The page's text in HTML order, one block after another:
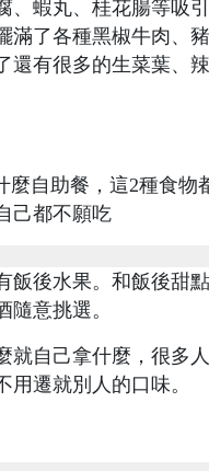
、蝦丸、桂花腸等吸
滿了各種黑椒牛肉、
還有很多的生菜葉、
飯後水果。和飯後甜
隨意挑選。
就自己拿什麼，很多
用遷就別人的口味。